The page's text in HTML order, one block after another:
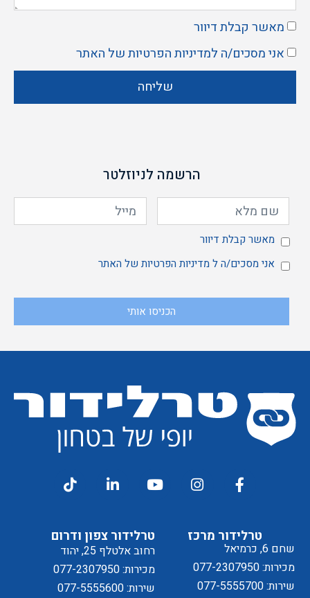
מאשר קבלת דיוור
אני מסכים/ה למדיניות הפרטיותשל האתר
שליחה
הרשמה לניוזלטר
מאשר
קבלת
דיוור
מאשר קבלת דיוור
אני
ל
אני מסכים/ה ל מדיניות הפרטיות של האתר
הכניסו אותי
טרלידור מרכז
שחם 6, כרמיאל
מכירות: 077-2307950
שירות: 077-5555700
טרלידור צפון ודרום
רחוב אלטלף 25, יהוד
מכירות: 077-2307950
שירות: 077-5555600